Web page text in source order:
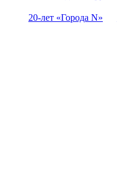
20-лет «Города N»